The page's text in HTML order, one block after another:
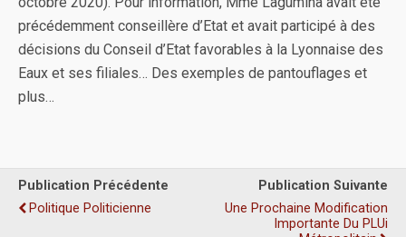
précédemment conseillère d’Etat et avait participé à des
décisions du Conseil d’Etat favorables à la Lyonnaise des
Eaux et ses filiales… Des exemples de pantouflages et
plus…
Publication Précédente
Politique Politicienne
Publication Suivante
Une Prochaine Modification
Importante Du PLUi